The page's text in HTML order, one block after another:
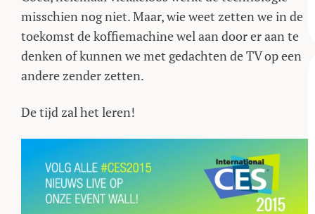
misschien nog niet. Maar, wie weet zetten we in de
toekomst de koffiemachine wel aan door er aan te
denken of kunnen we met gedachten de TV op een
andere zender zetten.
De tijd zal het leren!